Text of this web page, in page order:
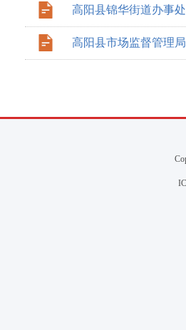
高阳县锦华街道办事
高阳县市场监督管理